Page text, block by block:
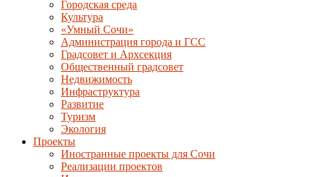
Городская среда
Культура
«Умный Сочи»
Администрация города и ГСС
Градсовет и Архсекция
Общественный градсовет
Недвижимость
Инфраструктура
Развитие
Туризм
Экология
Проекты
Иностранные проекты для Сочи
Реализации проектов